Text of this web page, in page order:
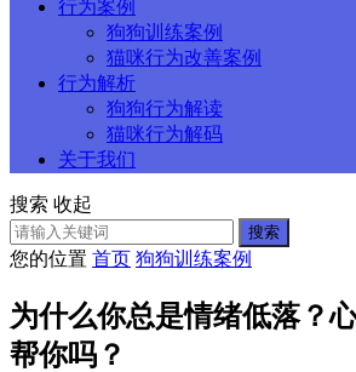
行为案例
狗狗训练案例
猫咪行为改善案例
行为解析
狗狗行为解读
猫咪行为解码
关于我们
搜索 收起
搜索
您的位置 首页 狗狗训练案例
为什么你总是情绪低落？
帮你吗？